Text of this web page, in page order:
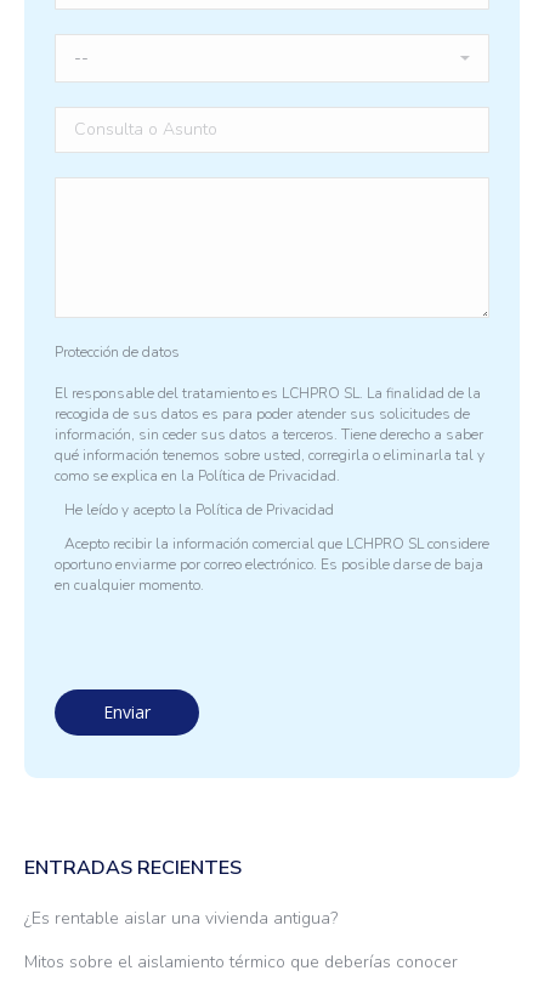
Protección de datos
El responsable del tratamiento es LCHPRO SL. La finalidad de la
recogida de sus datos es para poder atender sus solicitudes de
información, sin ceder sus datos a terceros. Tiene derecho a saber
qué información tenemos sobre usted, corregirla o eliminarla tal y
como se explica en la Política de Privacidad.
He leído y acepto la Política de Privacidad
Acepto recibir la información comercial que LCHPRO SL considere
oportuno enviarme por correo electrónico. Es posible darse de baja
en cualquier momento.
ENTRADAS RECIENTES
¿Es rentable aislar una vivienda antigua?
Mitos sobre el aislamiento térmico que deberías conocer